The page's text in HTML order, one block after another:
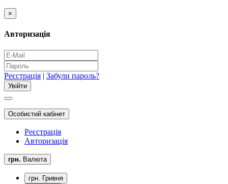
×
Авторизація
Реєстрація | Забули пароль?
Особистий кабінет
Реєстрація
Авторизація
грн. Валюта
грн. Гривня